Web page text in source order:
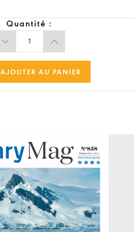
Quantité :
AJOUTER AU PANIER